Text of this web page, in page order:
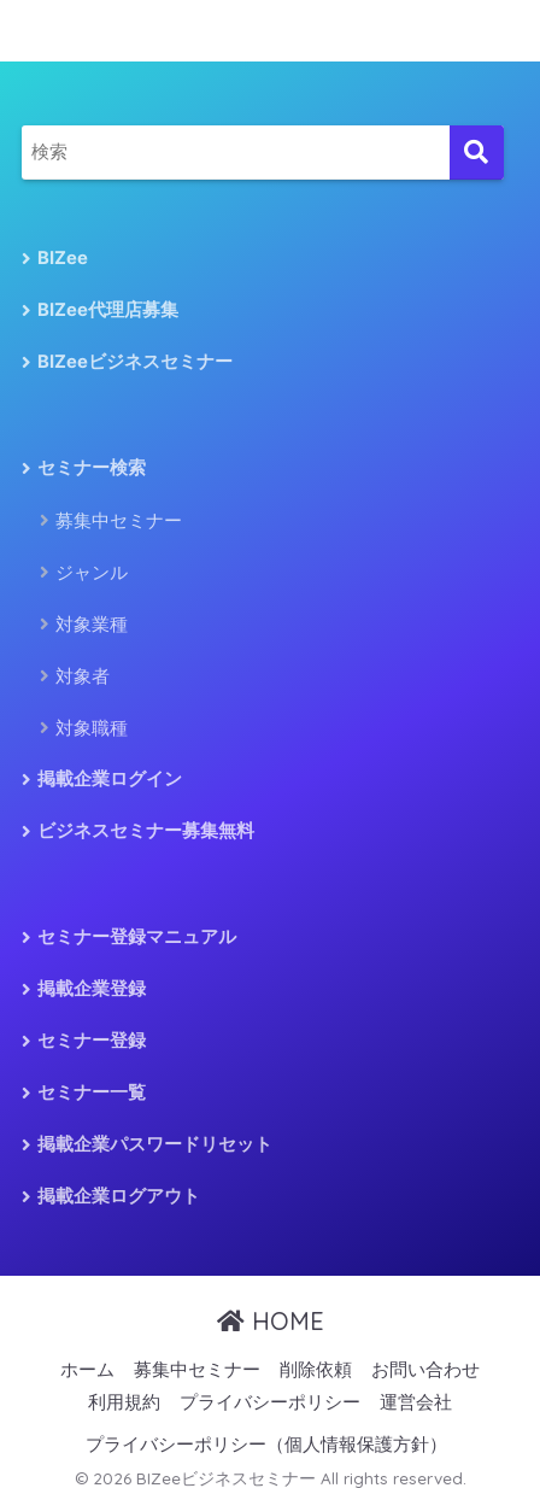
BIZee
BIZee代理店募集
BIZeeビジネスセミナー
セミナー検索
募集中セミナー
ジャンル
対象業種
対象者
対象職種
掲載企業ログイン
ビジネスセミナー募集無料
セミナー登録マニュアル
掲載企業登録
セミナー登録
セミナー一覧
掲載企業パスワードリセット
掲載企業ログアウト
HOME
ホーム 募集中セミナー 削除依頼
お問い合わせ
利用規約
プライバシーポリシー
運営会社
プライバシーポリシー（個人情報保護方針）
© 2026 BIZeeビジネスセミナー All rights reserved.